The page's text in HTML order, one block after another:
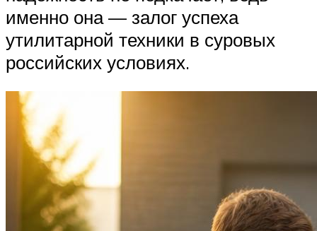
именно она — залог успеха
утилитарной техники в суровых
российских условиях.